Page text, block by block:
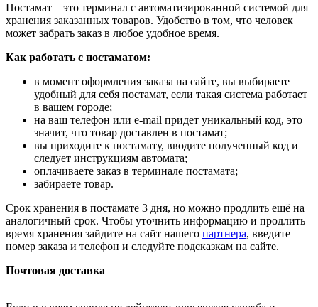
Постамат – это терминал с автоматизированной системой для
хранения заказанных товаров. Удобство в том, что человек
может забрать заказ в любое удобное время.
Как работать с постаматом:
в момент оформления заказа на сайте, вы выбираете
удобный для себя постамат, если такая система работает
в вашем городе;
на ваш телефон или e-mail придет уникальный код, это
значит, что товар доставлен в постамат;
вы приходите к постамату, вводите полученный код и
следует инструкциям автомата;
оплачиваете заказ в терминале постамата;
забираете товар.
Срок хранения в постамате 3 дня, но можно продлить ещё на
аналогичный срок. Чтобы уточнить информацию и продлить
время хранения зайдите на сайт нашего партнера, введите
номер заказа и телефон и следуйте подсказкам на сайте.
Почтовая доставка